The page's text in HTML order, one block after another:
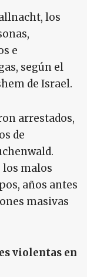
los
e
según el
de Israel.
arrestados,
de
los malos
años antes
masivas
violentas en